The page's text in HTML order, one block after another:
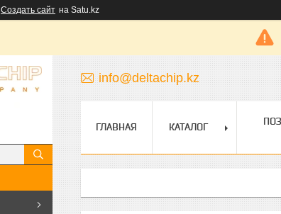
Создать сайт на Satu.kz
info@deltachip.kz
ГЛАВНАЯ КАТАЛОГ